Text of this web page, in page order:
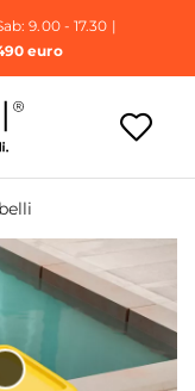
9.00 - 17.30 |
euro